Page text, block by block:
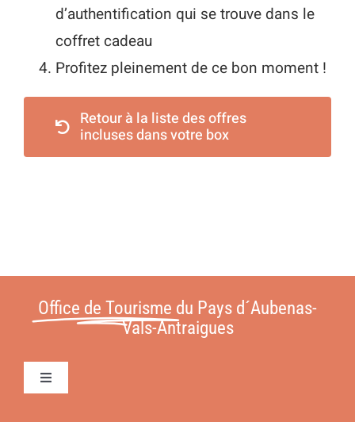
d’authentification qui se trouve dans le
coffret cadeau
Profitez pleinement de ce bon moment !
Retour à la liste des offres
incluses dans votre box
Office de Tourisme du Pays d´Aubenas-
Vals-Antraigues
Toggle